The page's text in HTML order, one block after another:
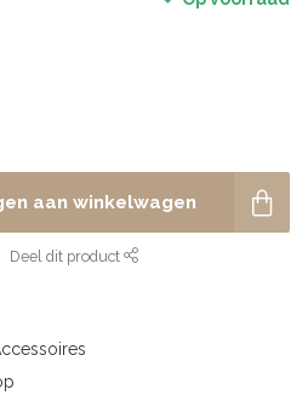
aan winkelwagen
Deel dit product